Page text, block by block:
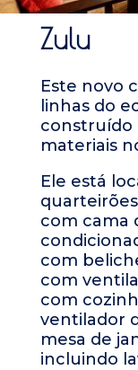
Zulu
Este novo
linhas do
construído
materiais
Ele está
com cama
com
com
com
ventilador
mesa de
incluindo